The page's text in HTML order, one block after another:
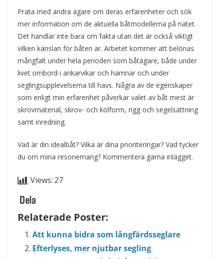
Prata med andra ägare om deras erfarenheter och sök
mer information om de aktuella båtmodellerna på nätet.
Det handlar inte bara om fakta utan det är också viktigt
vilken känslan för båten är. Arbetet kommer att belönas
mångfalt under hela perioden som båtägare, både under
livet ombord i ankarvikar och hamnar och under
seglingsupplevelserna till havs. Några av de egenskaper
som enligt min erfarenhet påverkar valet av båt mest är
skrovmaterial, skrov- och kölform, rigg och segelsättning
samt inredning.
Vad är din idealbåt? Vilka är dina prioriteringar? Vad tycker
du om mina resonemang? Kommentera gärna inlägget.
Views: 27
Relaterade Poster:
Att kunna bidra som långfärdsseglare
Efterlyses, mer njutbar segling